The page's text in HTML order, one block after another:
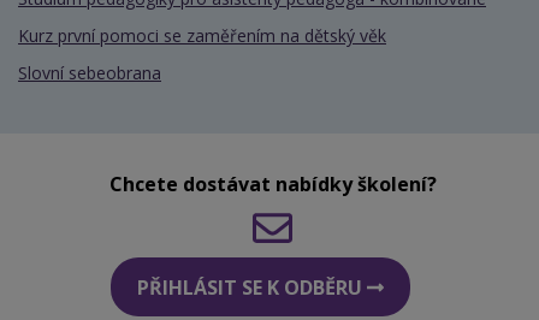
Kurz první pomoci se zaměřením na dětský věk
Slovní sebeobrana
Chcete dostávat nabídky školení?
PŘIHLÁSIT SE K ODBĚRU